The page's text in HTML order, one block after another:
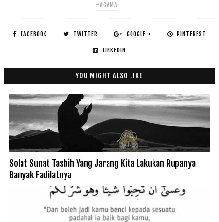
#AGAMA
FACEBOOK TWITTER GOOGLE + PINTEREST
LINKEDIN
YOU MIGHT ALSO LIKE
Solat Sunat Tasbih Yang Jarang Kita Lakukan Rupanya
Banyak Fadilatnya